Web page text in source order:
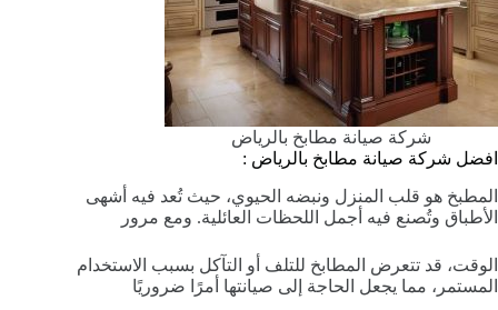
شركة صيانة مطابخ بالرياض
افضل شركة صيانة مطابخ بالرياض :
المطبخ هو قلب المنزل ونبضه الحيوي، حيث تُعد فيه أشهى
الأطباق وتُصنع فيه أجمل اللحظات العائلية. ومع مرور
الوقت، قد تتعرض المطابخ للتلف أو التآكل بسبب الاستخدام
المستمر، مما يجعل الحاجة إلى صيانتها أمرًا ضروريًا